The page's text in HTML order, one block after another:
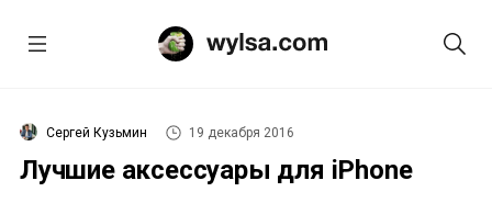
Сергей Кузьмин 19 декабря 2016
Лучшие аксессуары для iPhone